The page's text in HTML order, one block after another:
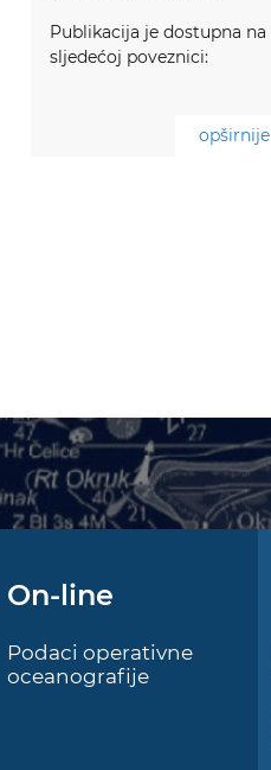
Publikacija je dostupna na
sljedećoj poveznici:
opširnije
On-line
Podaci operativne
oceanografije